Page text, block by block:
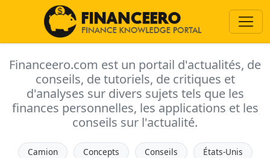
Financeero.com est un portail d'actualités, de
conseils, de tutoriels, de critiques et
d'analyses sur divers sujets tels que les
finances personnelles, les applications et les
conseils sur l'actualité.
Camion Concepts Conseils États-Unis